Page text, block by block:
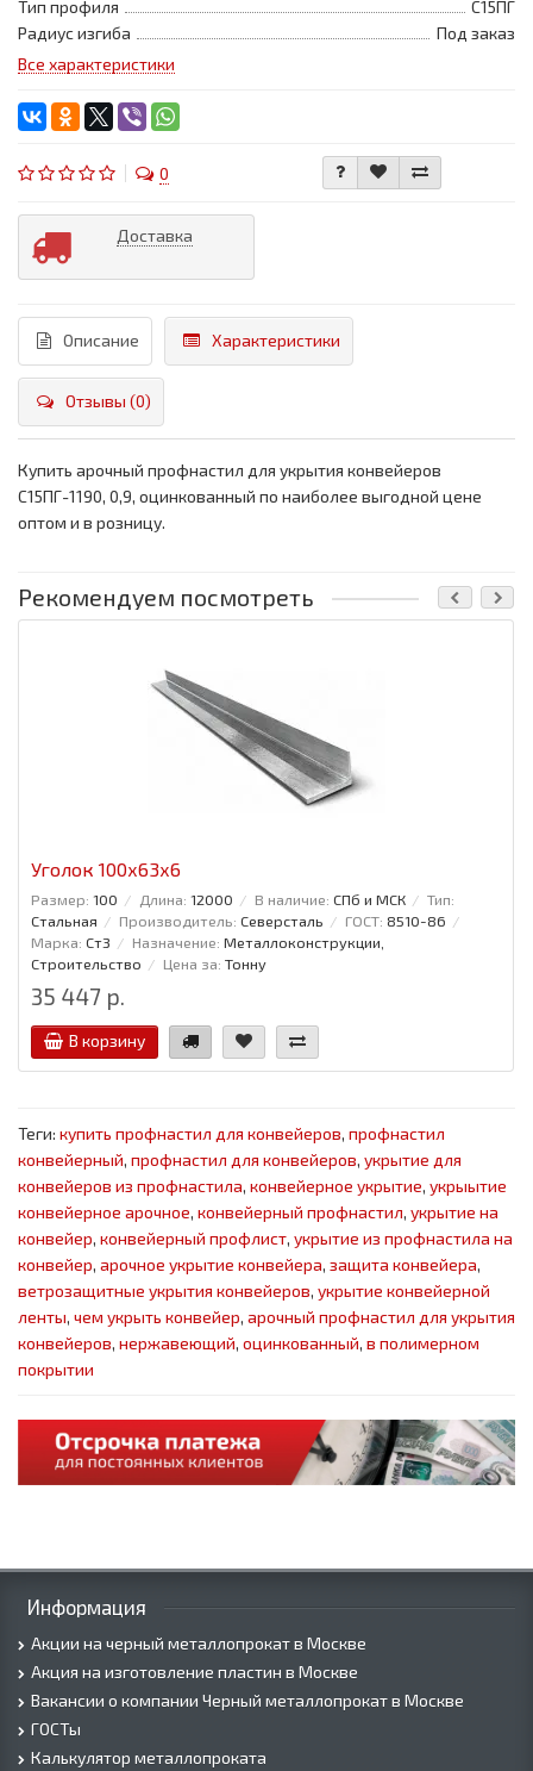
Тип профиля
С15ПГ
Радиус изгиба
Под заказ
Все характеристики
0
Доставка
Описание Характеристики
Отзывы (0)
Купить арочный профнастил для укрытия конвейеров
С15ПГ-1190, 0,9, оцинкованный по наиболее выгодной цене
оптом и в розницу.
Рекомендуем посмотреть
Уголок 100x63x6
Размер: 100 Длина: 12000 В наличие: СПб и МСК
Тип:
Стальная
Производитель: Северсталь ГОСТ: 8510-86
Марка: Ст3 Назначение: Металлоконструкции,
Строительство
Цена за: Тонну
35 447 р.
В корзину
Теги: купить профнастил для конвейеров, профнастил
конвейерный, профнастил для конвейеров, укрытие для
конвейеров из профнастила, конвейерное укрытие, укрыытие
конвейерное арочное, конвейерный профнастил, укрытие на
конвейер, конвейерный профлист, укрытие из профнастила на
конвейер, арочное укрытие конвейера, защита конвейера,
ветрозащитные укрытия конвейеров, укрытие конвейерной
ленты, чем укрыть конвейер, арочный профнастил для укрытия
конвейеров, нержавеющий, оцинкованный, в полимерном
покрытии
Информация
Акции на черный металлопрокат в Москве
Акция на изготовление пластин в Москве
Вакансии о компании Черный металлопрокат в Москве
ГОСТы
Калькулятор металлопроката